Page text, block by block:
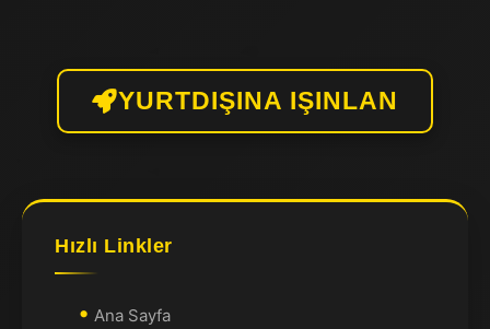
YURTDIŞINA IŞINLAN
Hızlı Linkler
Ana Sayfa